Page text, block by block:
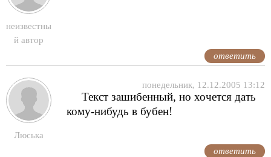
неизвестны
й автор
ответить
Люська
понедельник, 12.12.2005 13:12
Текст зашибенный, но хочется дать
кому-нибудь в бубен!
ответить